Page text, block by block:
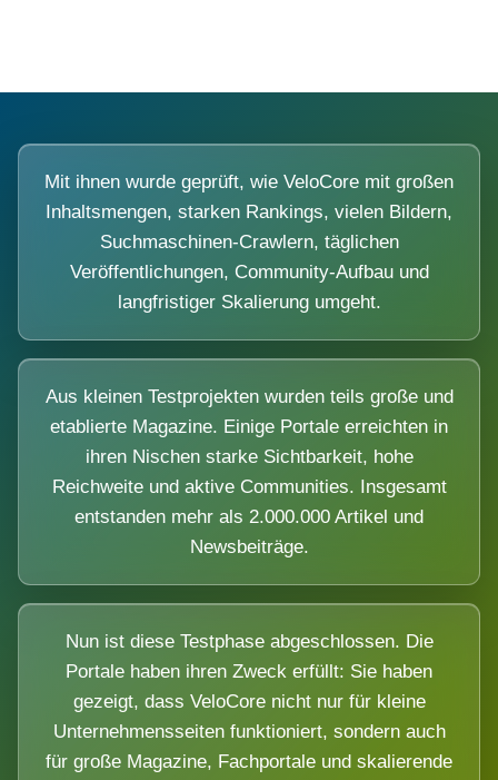
Mit ihnen wurde geprüft, wie VeloCore mit großen
Inhaltsmengen, starken Rankings, vielen Bildern,
Suchmaschinen-Crawlern, täglichen
Veröffentlichungen, Community-Aufbau und
langfristiger Skalierung umgeht.
Aus kleinen Testprojekten wurden teils große und
etablierte Magazine. Einige Portale erreichten in
ihren Nischen starke Sichtbarkeit, hohe
Reichweite und aktive Communities. Insgesamt
entstanden mehr als 2.000.000 Artikel und
Newsbeiträge.
Nun ist diese Testphase abgeschlossen. Die
Portale haben ihren Zweck erfüllt: Sie haben
gezeigt, dass VeloCore nicht nur für kleine
Unternehmensseiten funktioniert, sondern auch
für große Magazine, Fachportale und skalierende